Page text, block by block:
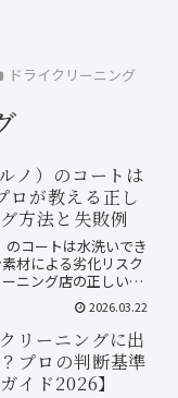
ドライクリーニング
ノ）のコートは
ロが教える正し
方法と失敗例
のコートは水洗いでき
材による劣化リスク
ニング店の正しい対
門店が解説。2026.03.22
リーニングに出
プロの判断基準
イド2026】